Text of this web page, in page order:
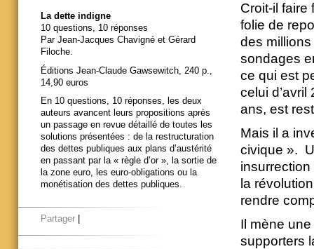
Croit-il faire
folie de
des
sondages
ce qui est
celui
ans, est
Mais il a
civique ».
la
rendre
Il mène
supporters
La dette indigne
10 questions, 10 réponses
Par Jean-Jacques Chavigné et Gérard
Filoche.
Éditions Jean-Claude Gawsewitch, 240 p.,
14,90 euros
En 10 questions, 10 réponses, les deux
auteurs avancent leurs propositions après
un passage en revue détaillé de toutes les
solutions présentées : de la restructuration
des dettes publiques aux plans d’austérité
en passant par la « règle d’or », la sortie de
la zone euro, les euro-obligations ou la
monétisation des dettes publiques.
Partager